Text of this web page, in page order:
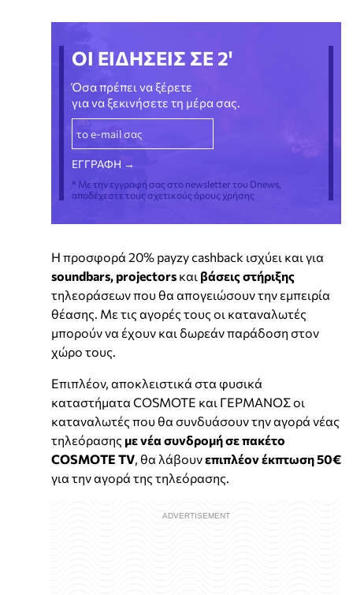
ΟΙ ΕΙΔΗΣΕΙΣ ΣΕ 2'
Όσα πρέπει να ξέρετε
για να ξεκινήσετε τη μέρα σας.
* Με την εγγραφή σας στο newsletter του Dnews,
αποδέχεστε τους σχετικούς όρους χρήσης
Η προσφορά 20% payzy cashback ισχύει και για
soundbars, projectors και βάσεις στήριξης
τηλεοράσεων που θα απογειώσουν την εμπειρία
θέασης. Με τις αγορές τους οι καταναλωτές
μπορούν να έχουν και δωρεάν παράδοση στον
χώρο τους.
Επιπλέον, αποκλειστικά στα φυσικά
καταστήματα COSMOTE και ΓΕΡΜΑΝΟΣ οι
καταναλωτές που θα συνδυάσουν την αγορά νέας
τηλεόρασης με νέα συνδρομή σε πακέτο
COSMOTE TV, θα λάβουνεπιπλέονέκπτωση 50€
για την αγορά της τηλεόρασης.